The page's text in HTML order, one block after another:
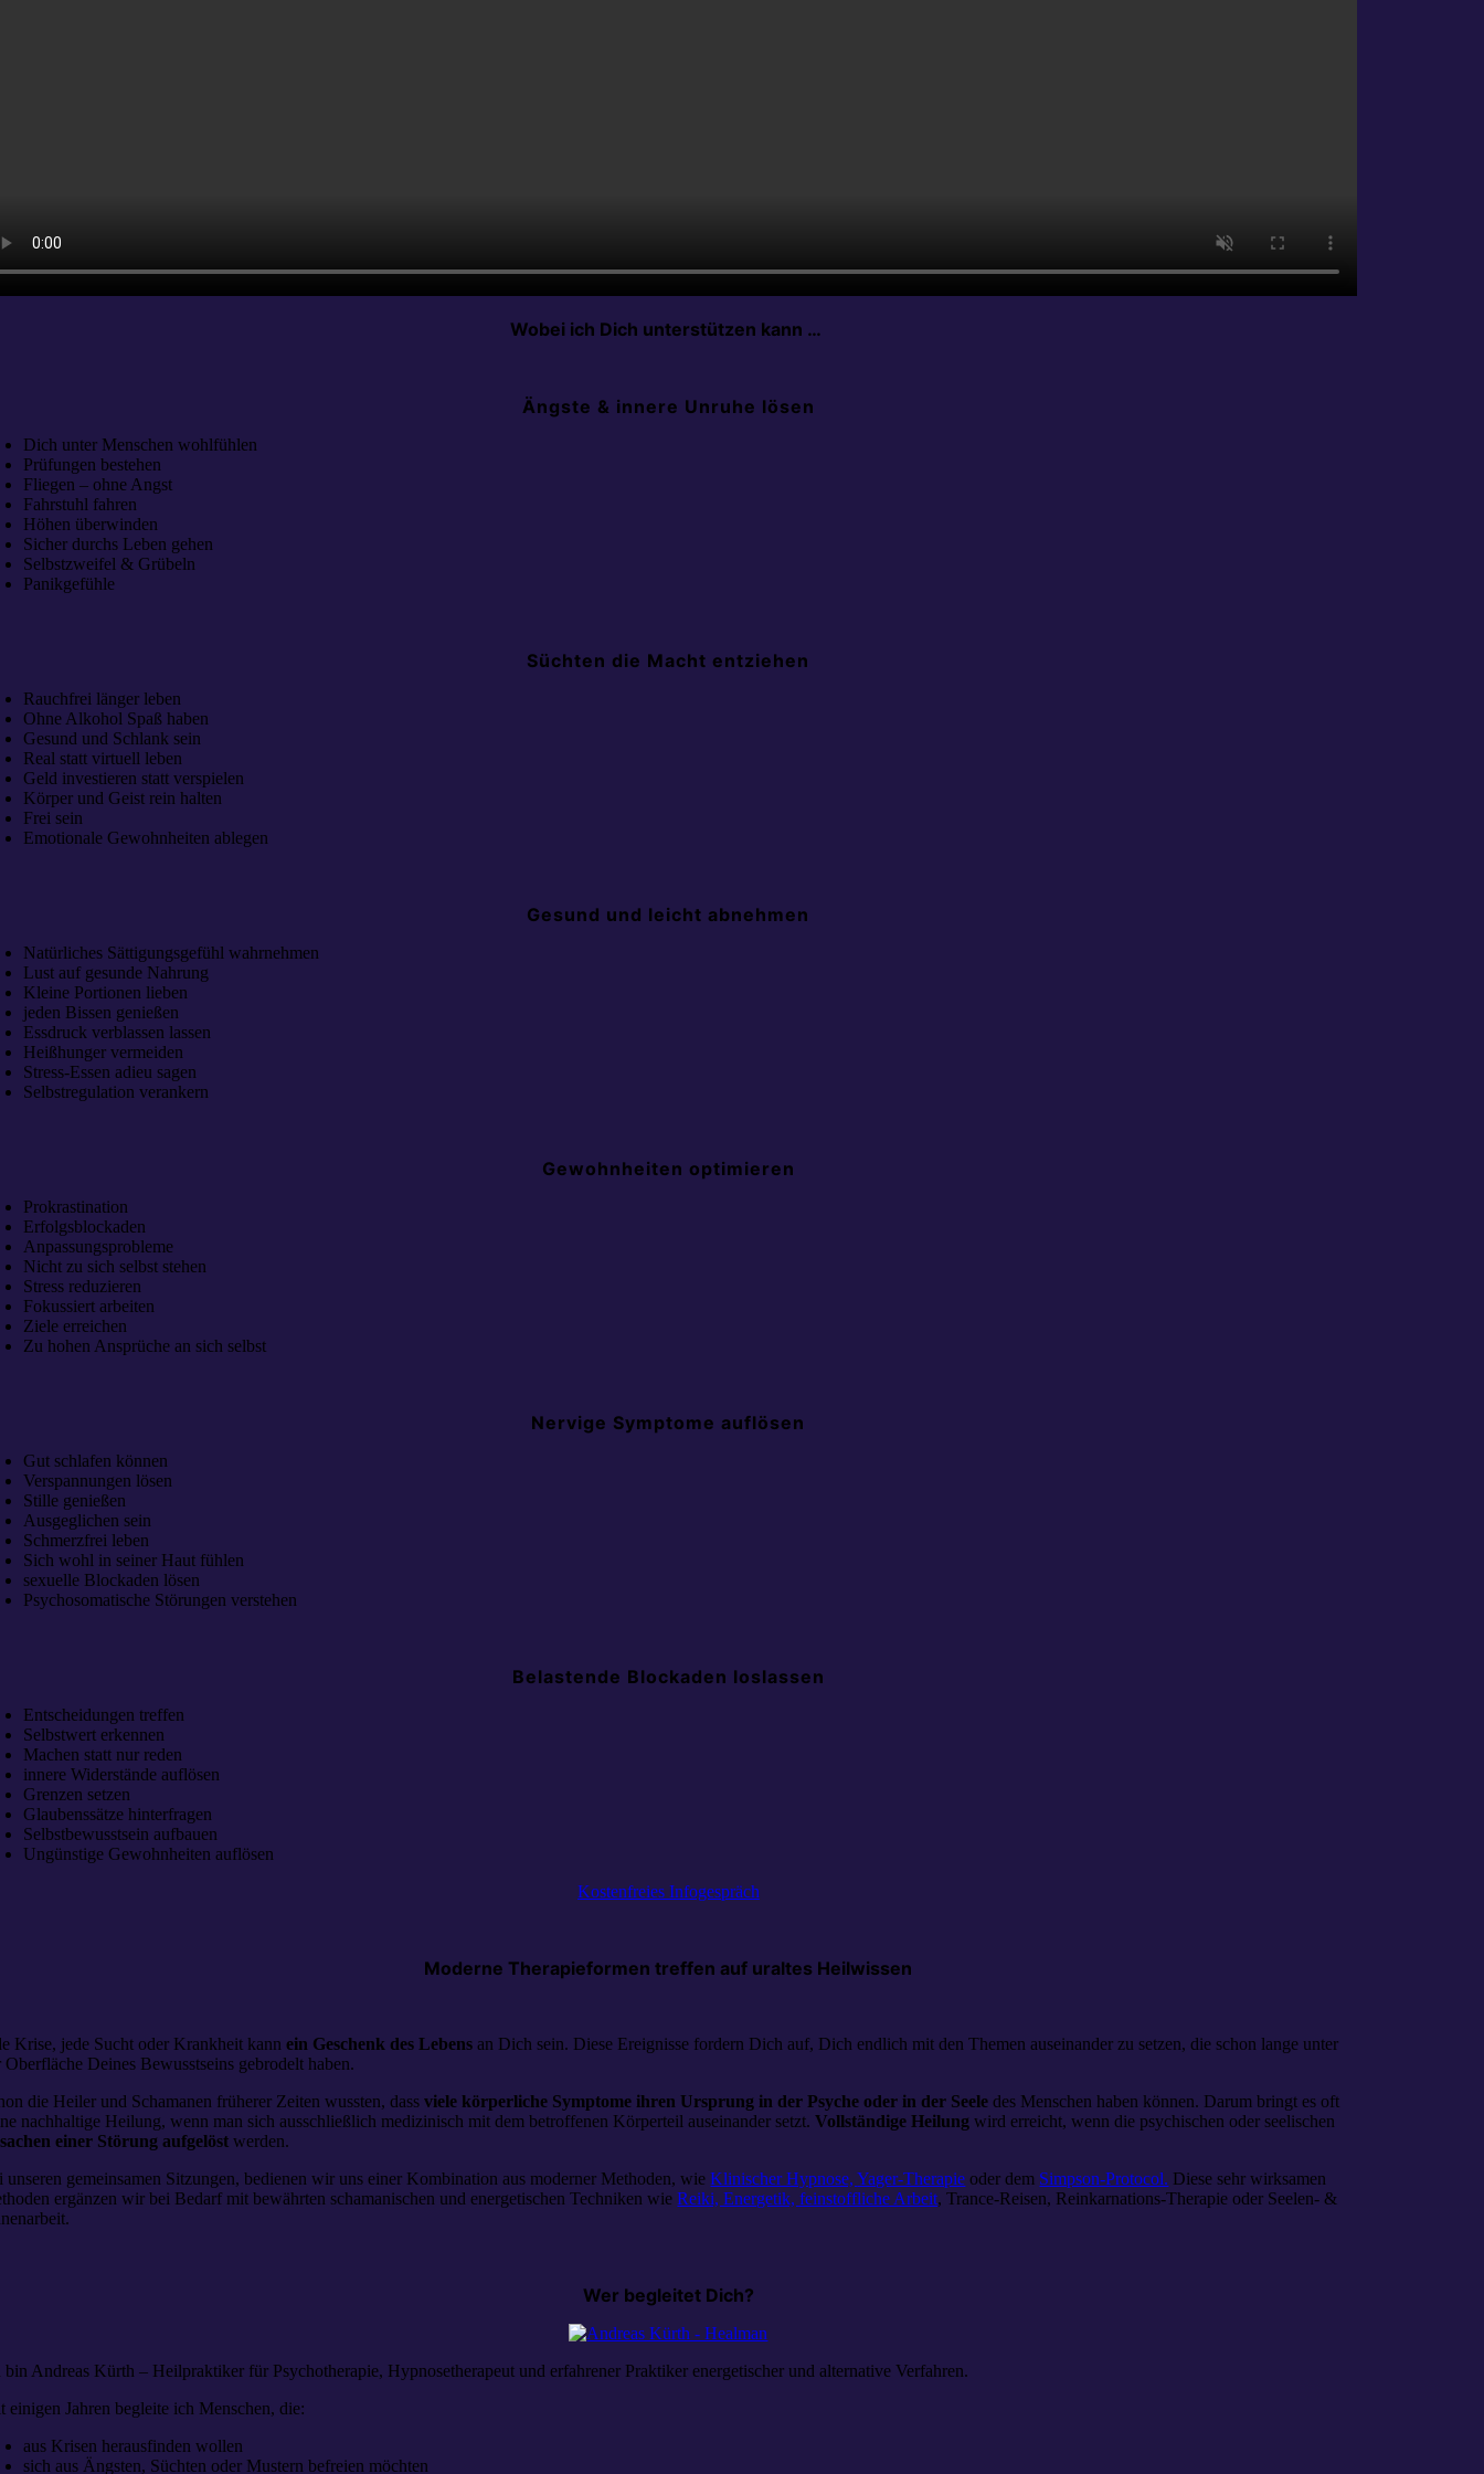
Wobei ich Dich unterstützen kann …
Ängste & innere Unruhe lösen
Dich unter Menschen wohlfühlen
Prüfungen bestehen
Fliegen – ohne Angst
Fahrstuhl fahren
Höhen überwinden
Sicher durchs Leben gehen
Selbstzweifel & Grübeln
Panikgefühle
Süchten die Macht entziehen
Rauchfrei länger leben
Ohne Alkohol Spaß haben
Gesund und Schlank sein
Real statt virtuell leben
Geld investieren statt verspielen
Körper und Geist rein halten
Frei sein
Emotionale Gewohnheiten ablegen
Gesund und leicht abnehmen
Natürliches Sättigungsgefühl wahrnehmen
Lust auf gesunde Nahrung
Kleine Portionen lieben
jeden Bissen genießen
Essdruck verblassen lassen
Heißhunger vermeiden
Stress-Essen adieu sagen
Selbstregulation verankern
Gewohnheiten optimieren
Prokrastination
Erfolgsblockaden
Anpassungsprobleme
Nicht zu sich selbst stehen
Stress reduzieren
Fokussiert arbeiten
Ziele erreichen
Zu hohen Ansprüche an sich selbst
Nervige Symptome auflösen
Gut schlafen können
Verspannungen lösen
Stille genießen
Ausgeglichen sein
Schmerzfrei leben
Sich wohl in seiner Haut fühlen
sexuelle Blockaden lösen
Psychosomatische Störungen verstehen
Belastende Blockaden loslassen
Entscheidungen treffen
Selbstwert erkennen
Machen statt nur reden
innere Widerstände auflösen
Grenzen setzen
Glaubenssätze hinterfragen
Selbstbewusstsein aufbauen
Ungünstige Gewohnheiten auflösen
Kostenfreies Infogespräch
Moderne Therapieformen treffen auf uraltes Heilwissen
Krise, jede Sucht oder Krankheit kannein Geschenk des Lebens an Dich sein. Diese Ereignisse fordern Dich auf, Dich endlich mit den Themen auseinander zu setzen, die schon lange unter
Oberfläche Deines Bewusstseins gebrodelt haben.
die Heiler und Schamanen früherer Zeiten wussten, dass viele körperliche Symptome ihren Ursprung in der Psyche oder in der Seele des Menschen haben können. Darum bringt es oft
nachhaltige Heilung, wenn man sich ausschließlich medizinisch mit dem betroffenen Körperteil auseinander setzt.Vollständige Heilung wird erreicht, wenn die psychischen oder seelischen
einer Störung aufgelöst werden.
unseren gemeinsamen Sitzungen, bedienen wir uns einer Kombination aus moderner Methoden, wieKlinischer Hypnose,Yager-Therapie oder dem Simpson-Protocol. Diese sehr wirksamen
ergänzen wir bei Bedarf mit bewährten schamanischen und energetischen Techniken wieReiki, Energetik, feinstoffliche Arbeit, Trance-Reisen, Reinkarnations-Therapie oder Seelen- &
Wer begleitet Dich?
bin Andreas Kürth – Heilpraktiker für Psychotherapie, Hypnosetherapeut und erfahrener Praktiker energetischer und alternative Verfahren.
einigen Jahren begleite ich Menschen, die:
aus Krisen herausfinden wollen
sich aus Ängsten, Süchten oder Mustern befreien möchten